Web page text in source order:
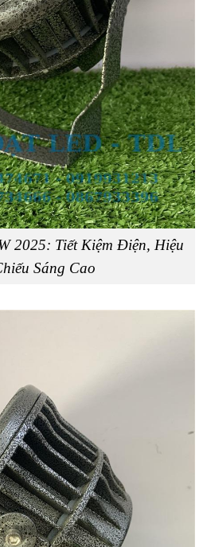
2025: Tiết Kiệm Điện, Hiệu
Sáng Cao